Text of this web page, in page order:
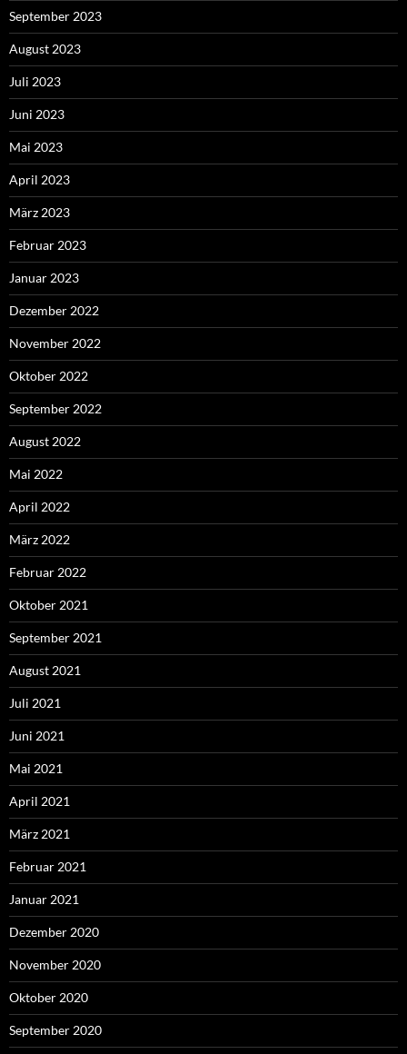
September 2023
August 2023
Juli 2023
Juni 2023
Mai 2023
April 2023
März 2023
Februar 2023
Januar 2023
Dezember 2022
November 2022
Oktober 2022
September 2022
August 2022
Mai 2022
April 2022
März 2022
Februar 2022
Oktober 2021
September 2021
August 2021
Juli 2021
Juni 2021
Mai 2021
April 2021
März 2021
Februar 2021
Januar 2021
Dezember 2020
November 2020
Oktober 2020
September 2020